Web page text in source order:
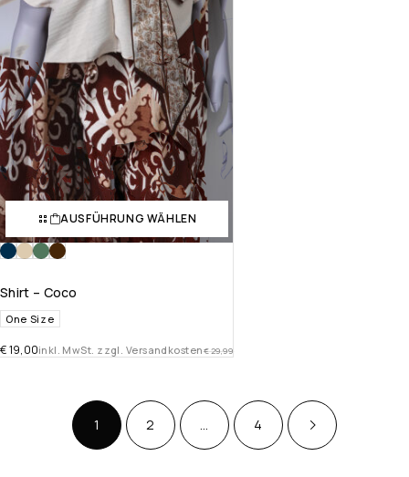
AUSFÜHRUNG WÄHLEN
Shirt – Coco
One Size
€29,99
€19,00inkl. MwSt. zzgl. Versandkosten
1 2 … 4